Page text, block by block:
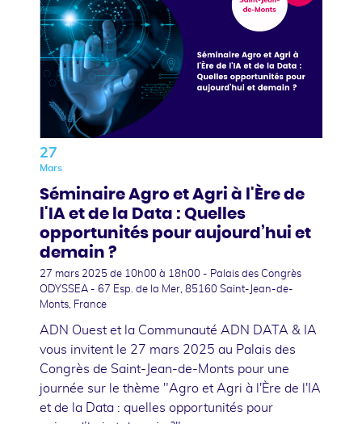
27
Mars
Séminaire Agro et Agri à l'Ère de
l'IA et de la Data : Quelles
opportunités pour aujourd’hui et
demain ?
27 mars 2025 de 10h00 à 18h00 - Palais des Congrès
ODYSSEA - 67 Esp. de la Mer, 85160 Saint-Jean-de-
Monts, France
ADN Ouest et la Communauté ADN DATA & IA
vous invitent le 27 mars 2025 au Palais des
Congrès de Saint-Jean-de-Monts pour une
journée sur le thème "Agro et Agri à l'Ère de l'IA
et de la Data : quelles opportunités pour